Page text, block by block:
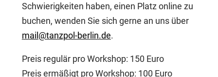
Schwierigkeiten haben, einen Platz online zu
buchen, wenden Sie sich gerne an uns über
mail@tanzpol-berlin.de.
Preis regulär pro Workshop: 150 Euro
Preis ermäßigt pro Workshop: 100 Euro